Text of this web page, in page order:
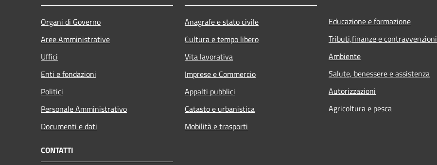
Organi di Governo
Aree Amministrative
Uffici
Enti e fondazioni
Politici
Personale Amministrativo
Documenti e dati
Anagrafe e stato civile
Cultura e tempo libero
Vita lavorativa
Imprese e Commercio
Appalti pubblici
Catasto e urbanistica
Mobilità e trasporti
Educazione e formazione
Tributi,finanze e contravvenzioni
Ambiente
Salute, benessere e assistenza
Autorizzazioni
Agricoltura e pesca
CONTATTI